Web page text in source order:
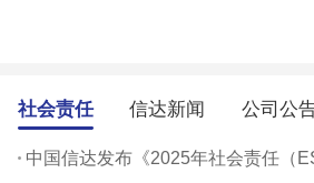
社会责任 信达新闻 公司公